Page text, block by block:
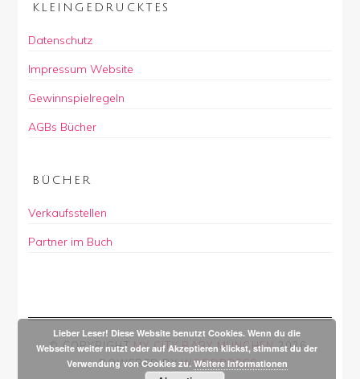
KLEINGEDRUCKTES
Datenschutz
Impressum Website
Gewinnspielregeln
AGBs Bücher
BÜCHER
Verkaufsstellen
Partner im Buch
© COPYRIGHTMY CITY BABY MÜNCHEN 2026.
POWERED BYWORDPRESS.
Lieber Leser! Diese Website benutzt Cookies. Wenn du die
Webseite weiter nutzt oder auf Akzeptieren klickst, stimmst du der
Verwendung von Cookies zu. Weitere Informationen